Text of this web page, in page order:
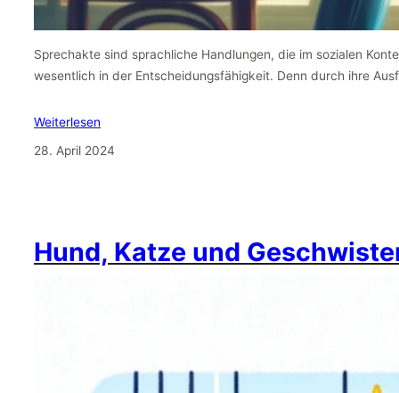
Sprechakte sind sprachliche Handlungen, die im sozialen
wesentlich in der Entscheidungsfähigkeit. Denn durch ihre
Weiterlesen
28. April 2024
Hund, Katze und